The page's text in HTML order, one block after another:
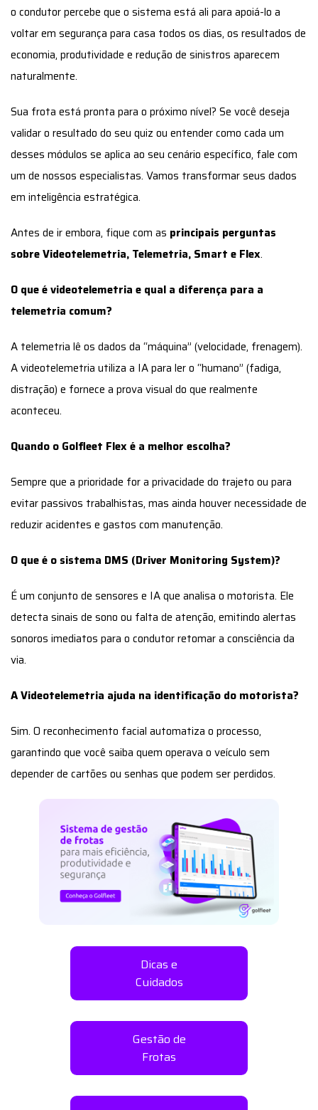
o condutor percebe que o sistema está ali para apoiá-lo a
voltar em segurança para casa todos os dias, os resultados de
economia, produtividade e redução de sinistros aparecem
naturalmente.
Sua frota está pronta para o próximo nível? Se você deseja
validar o resultado do seu quiz ou entender como cada um
desses módulos se aplica ao seu cenário específico, fale com
um de nossos especialistas. Vamos transformar seus dados
em inteligência estratégica.
Antes de ir embora, fique com as principais perguntas
sobre Videotelemetria, Telemetria, Smart e Flex.
O que é videotelemetria e qual a diferença para a
telemetria comum?
A telemetria lê os dados da “máquina” (velocidade, frenagem).
A videotelemetria utiliza a IA para ler o “humano” (fadiga,
distração) e fornece a prova visual do que realmente
aconteceu.
Quando o Golfleet Flex é a melhor escolha?
Sempre que a prioridade for a privacidade do trajeto ou para
evitar passivos trabalhistas, mas ainda houver necessidade de
reduzir acidentes e gastos com manutenção.
O que é o sistema DMS (Driver Monitoring System)?
É um conjunto de sensores e IA que analisa o motorista. Ele
detecta sinais de sono ou falta de atenção, emitindo alertas
sonoros imediatos para o condutor retomar a consciência da
via.
A Videotelemetria ajuda na identificação do motorista?
Sim. O reconhecimento facial automatiza o processo,
garantindo que você saiba quem operava o veículo sem
depender de cartões ou senhas que podem ser perdidos.
Dicas e
Cuidados
Gestão de
Frotas